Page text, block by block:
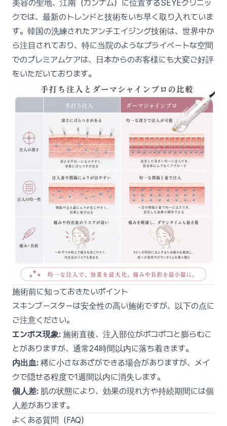
美容の聖地、江南（カンナム）に位置するSEYEクリニッ
クでは、最新のトレンドと技術をいち早く取り入れていま
す。韓国の洗練されたアンチエイジング技術は、世界中か
ら注目されており、特に当院のようなプライベートな空間
でのプレミアムケアは、日本からのお客様にも大変ご好評
をいただいております。
施術前に知っておきたいポイント
スキンブースターは安全性の高い施術ですが、以下の点に
ご注意ください。
エンボス現象: 施術直後、注入部位がポコポコと膨らむこ
とがありますが、通常24時間以内に落ち着きます。
内出血: 稀に小さなあざができる場合がありますが、メイ
クで隠せる程度で1週間以内に消失します。
個人差: 肌の状態により、効果の現れ方や持続期間には個
人差があります。
よくある質問（FAQ）